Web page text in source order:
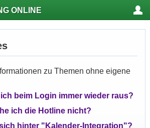
ONLINE
zu Themen ohne eigene
beim Login immer wieder raus?
ich die Hotline nicht?
hinter "Kalender-Integration"?